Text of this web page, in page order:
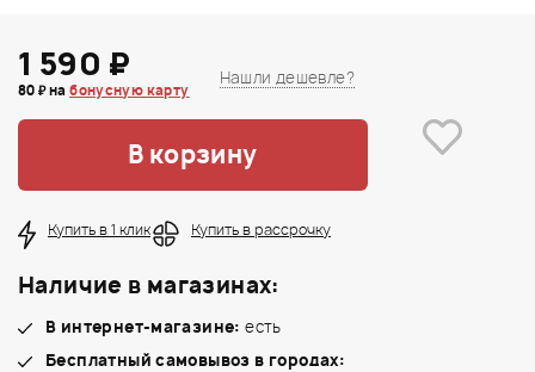
1 590 ₽
80 ₽ набонусную карту
Нашли дешевле?
В корзину
Купить в 1 клик Купить в рассрочку
Наличие в магазинах:
В интернет-магазине: есть
Бесплатный самовывоз в городах: